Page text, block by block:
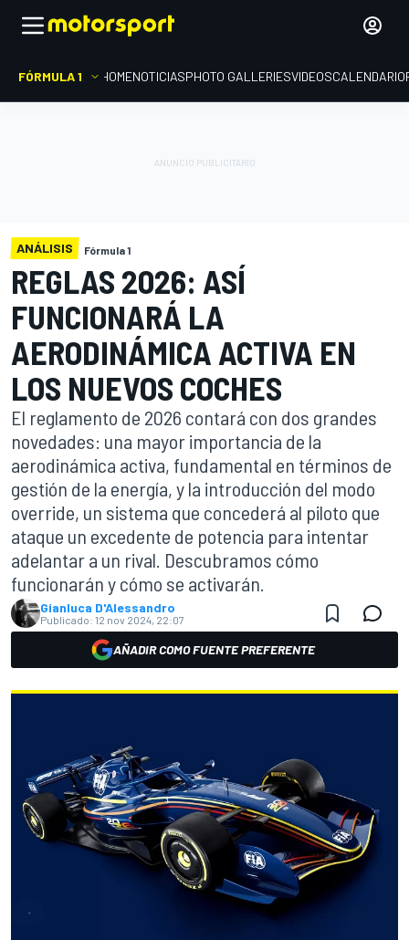
FÓRMULA 1 HOMENOTICIASPHOTO GALLERIESVIDEOSCALENDARIO
ANÁLISIS Fórmula 1
REGLAS 2026: ASÍ
FUNCIONARÁ LA
AERODINÁMICA ACTIVA EN
LOS NUEVOS COCHES
El reglamento de 2026 contará con dos grandes
novedades: una mayor importancia de la
aerodinámica activa, fundamental en términos de
gestión de la energía, y la introducción del modo
override, un sistema que concederá al piloto que
ataque un excedente de potencia para intentar
adelantar a un rival. Descubramos cómo
funcionarán y cómo se activarán.
Gianluca D'Alessandro
Publicado: 12 nov 2024, 22:07
AÑADIR COMO FUENTE PREFERENTE